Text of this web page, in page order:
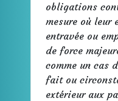
obligations
mesure où leur
entravée ou
de force
comme un cas
fait ou
extérieur aux